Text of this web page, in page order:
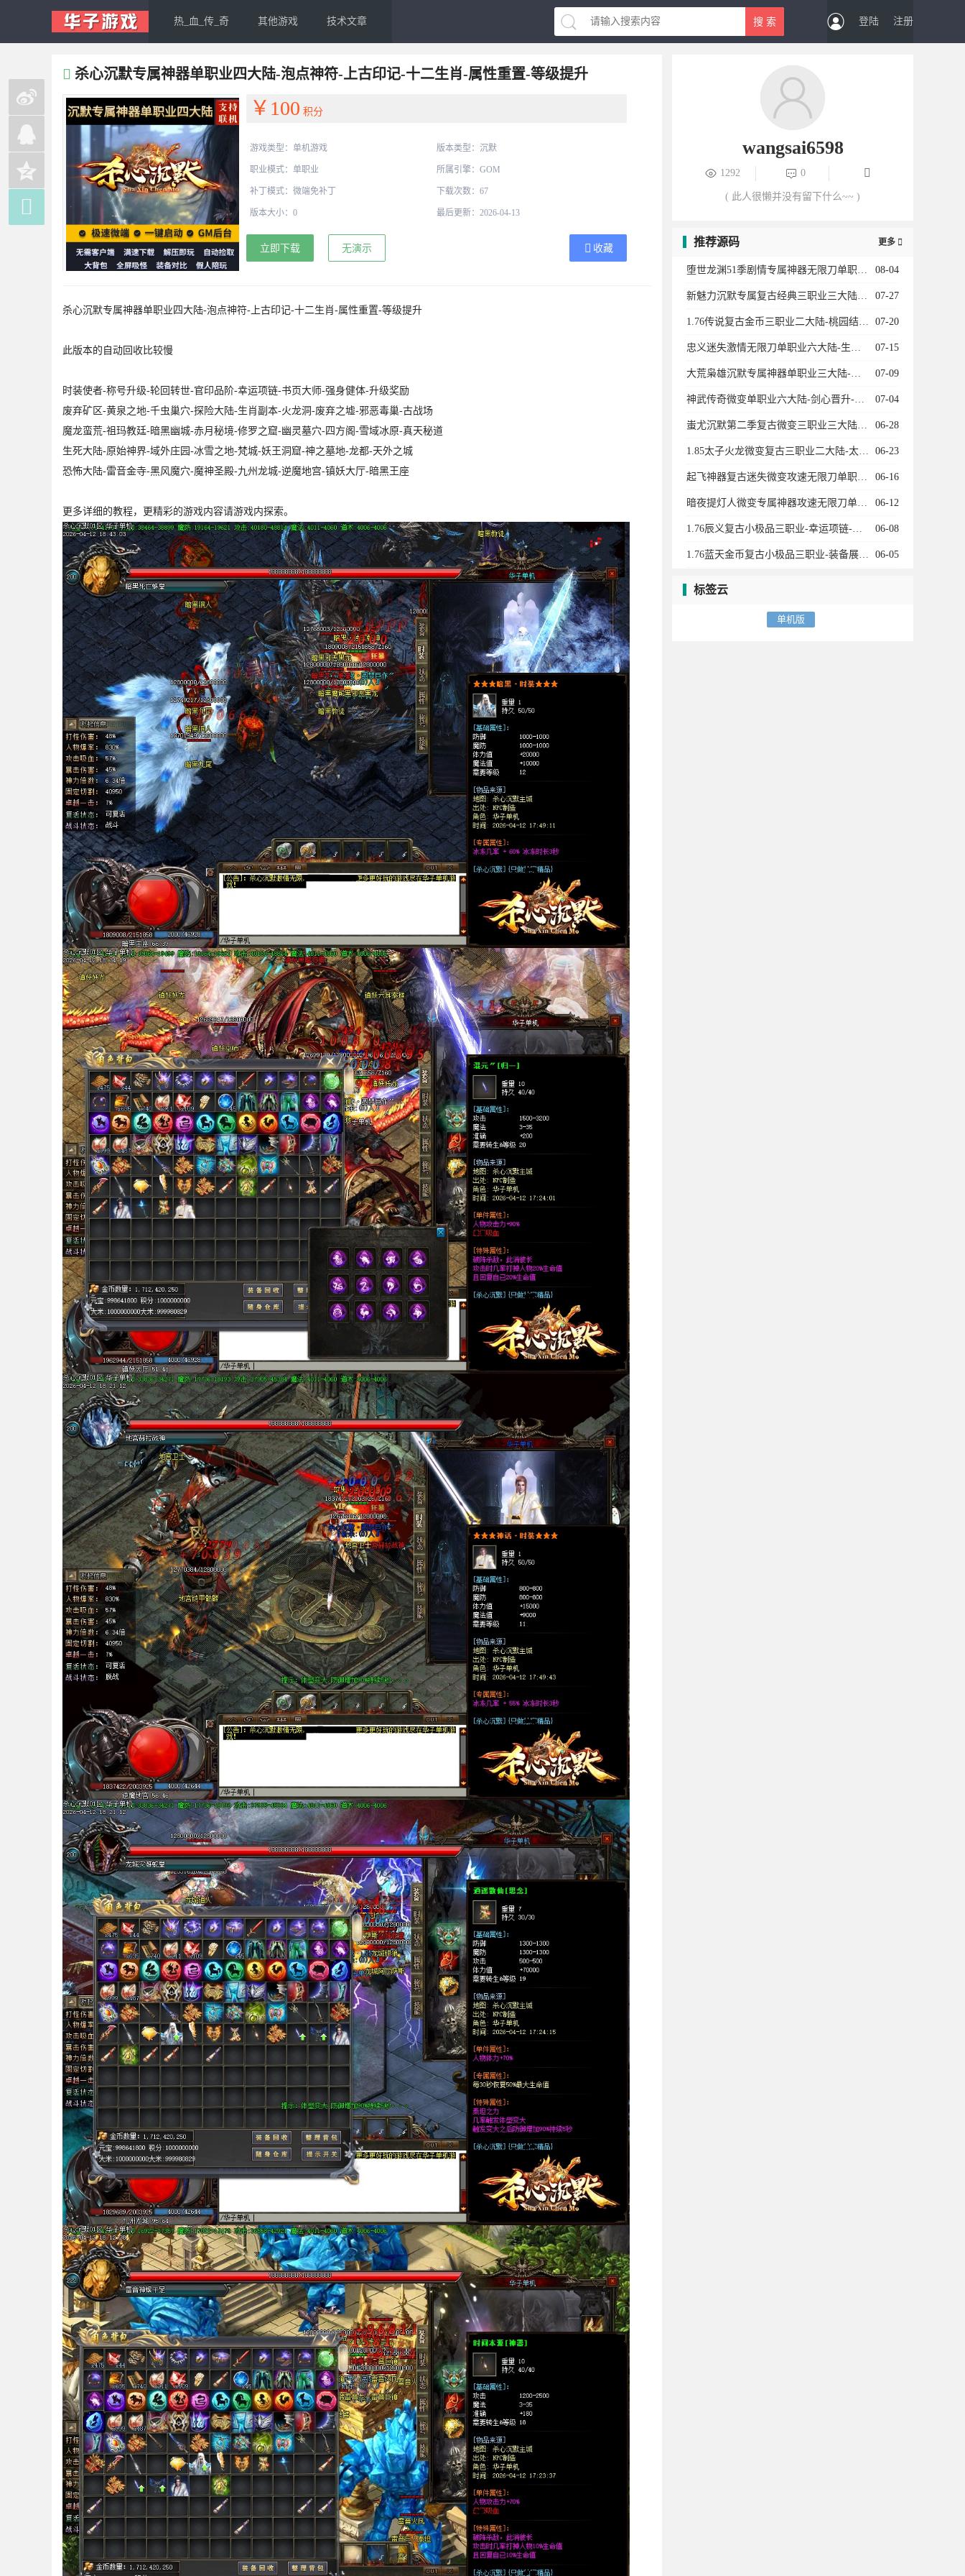
热_血_传_奇 其他游戏 技术文章 登陆 注册
杀心沉默专属神器单职业四大陆-泡点神符-上古印记-十二生肖-属性重置-等级提升
￥100 积分
游戏类型：单机游戏 版本类型：沉默
职业模式：单职业 所属引擎：GOM
补丁模式：微端免补丁 下载次数：67
版本大小：0 最后更新：2026-04-13
立即下载 无演示 收藏
杀心沉默专属神器单职业四大陆-泡点神符-上古印记-十二生肖-属性重置-等级提升
此版本的自动回收比较慢
时装使者-称号升级-轮回转世-官印品阶-幸运项链-书页大师-强身健体-升级奖励
废弃矿区-黄泉之地-千虫巢穴-探险大陆-生肖副本-火龙洞-废弃之墟-邪恶毒巢-古战场
魔龙蛮荒-祖玛教廷-暗黑幽城-赤月秘境-修罗之窟-幽灵墓穴-四方阁-雪域冰原-真天秘道
生死大陆-原始神界-域外庄园-冰雪之地-梵城-妖王洞窟-神之墓地-龙都-天外之城
恐怖大陆-雷音金寺-黑风魔穴-魔神圣殿-九州龙城-逆魔地宫-镇妖大厅-暗黑王座
更多详细的教程，更精彩的游戏内容请游戏内探索。
wangsai6598
1292 0
( 此人很懒并没有留下什么~~ )
更多 
推荐源码
08-04
堕世龙渊51季剧情专属神器无限刀单职业12大陆-勋章升级-骑士团-装备强化-BUFF系统
07-27
新魅力沉默专属复古经典三职业三大陆-法师宝宝-专属副本-卡牌收集-天师神荼-英雄圣碑
07-20
1.76传说复古金币三职业二大陆-桃园结义-传说女儿国-龍的传人-衣服互换-复古龙珠
07-15
忠义迷失激情无限刀单职业六大陆-生肖-魂骨-灵宠-召唤葫芦娃-龙宫探宝-星空棋局
07-09
大荒枭雄沉默专属神器单职业三大陆-宠物系统-装备加星-神兵阁-装备附魔-魔器融合
07-04
神武传奇微变单职业六大陆-剑心晋升-天赋觉醒-十二生肖-剑甲强化-天书奇录-剑甲BUFF
06-28
蚩尤沉默第二季复古微变三职业三大陆-神宠进化-生肖合成-技能强化-称号晋升-神机子
06-23
1.85太子火龙微变复古三职业二大陆-太子神珠-生命之源-天书使者-特殊锻造
06-16
起飞神器复古迷失微变攻速无限刀单职业11大陆-进阶礼包-召唤神兽-剑甲强化-特戒大师
06-12
暗夜提灯人微变专属神器攻速无限刀单职业五大陆-神兽空间-生肖强化-历练成佛
06-08
1.76辰义复古小极品三职业-幸运项链-武器炼化-皇榜回收
06-05
1.76蓝天金币复古小极品三职业-装备展示-蓝天衣服-武林至尊-黄金神兵
标签云
单机版
